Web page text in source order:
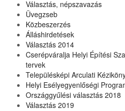
Választás, népszavazás
Üvegzseb
Közbeszerzés
Álláshirdetések
Választás 2014
Cserépváralja Helyi Építési
tervek
Településképi Arculati
Helyi Esélyegyenlőségi
Országgyűlési választás 2018
Választás 2019